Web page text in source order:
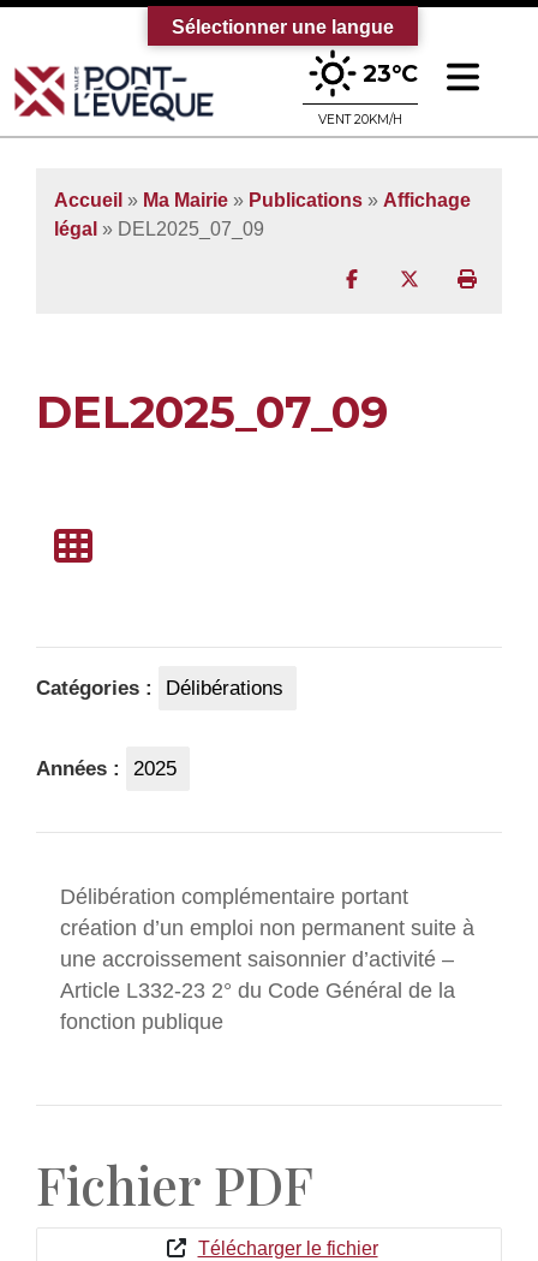
Bienvenue sur le site officiel de la
23°C
VENT 20KM/H
Accueil » Ma Mairie » Publications » Affichage
légal » DEL2025_07_09
Partager surPartager sur
DEL2025_07_09
Catégories : Délibérations
Années : 2025
Délibération complémentaire portant
création d’un emploi non permanent suite à
une accroissement saisonnier d’activité –
Article L332-23 2° du Code Général de la
fonction publique
Fichier PDF
Télécharger le fichier
Sélectionner une langue